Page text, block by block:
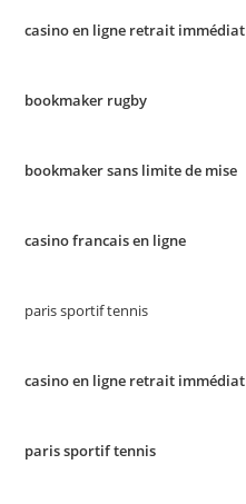
casino en ligne retrait immédiat
bookmaker rugby
bookmaker sans limite de mise
casino francais en ligne
paris sportif tennis
casino en ligne retrait immédiat
paris sportif tennis